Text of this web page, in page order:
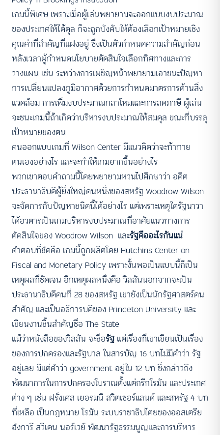
เกมนี้พิเศษ เพราะเมื่อผู้เล่นพยายามจะออกแบบงบประมาณ
ของประเทศให้ได้ดุล ก็จะถูกบังคับให้ต้องเลือกเป้าหมายเชิง
คุณค่าที่สำคัญที่แฝงอยู่ ซึ่งเป็นตัวกำหนดความสำคัญก่อน
หลังเวลาผู้กำหนดนโยบายตัดสินใจเลือกทิศทางและการ
วางแผน เช่น ระหว่างการเผชิญหน้าพยายามเอาชนะปัญหา
การเปลี่ยนแปลงภูมิอากาศด้วยการกำหนดมาตรการด้านสิ่ง
แวดล้อม การเพิ่มงบประมาณกลาโหมและการลดภาษี ผู้เล่น
จะชนะเกมนี้ถ้าเกิดว่าบริหารงบประมาณให้สมดุล ขณะที่บรรลุ
เป้าหมายของตน
คนออกแบบเกมที่ Wilson Center มีแนวคิดว่าจะท้าทาย
ตนเองอย่างไร และจะทำให้เกมยากขึ้นอย่างไร
พวกเขาตอบคำถามนี้โดยพยายามหวนไปศึกษาว่า อดีต
ประธานาธิบดีผู้ยิ่งใหญ่คนหนึ่งของสหรัฐ Woodrow Wilson
จะจัดการกับปัญหาชนิดนี้ได้อย่างไร แต่เพราะเหตุใดรัฐนาวา
ได้อวตารเป็นเกมบริหารงบประมาณที่อาศัยแนวทางการ
ตัดสินใจของ Woodrow Wilson และรัฐคืออะไรกันแน่
คำตอบที่ชัดคือ เกมนี้ถูกผลิตโดย Hutchins Center on
Fiscal and Monetary Policy เพราะงั้นพอเป็นแบบนี้ก็เป็น
เหตุผลที่ชัดเจน อีกเหตุผลหนึ่งคือ วิลสันนอกจากจะเป็น
ประธานาธิบดีคนที่ 28 ของสหรัฐ เขายังเป็นนักรัฐศาสตร์คน
สำคัญ และเป็นอธิการบดีของ Princeton University และ
เขียนงานชิ้นสำคัญชื่อ The State
แม้ว่าหนังสือของวิลสัน จะชื่อรัฐ แต่เรื่องที่เขาเขียนเป็นเรื่อง
ของการปกครองและรัฐบาล ในสารบัญ 16 บทไม่มีคำว่า รัฐ
อยู่เลย มีแต่คำว่า government อยู่ใน 12 บท ซึ่งกล่าวถึง
พัฒนาการในการปกครองโบราณตั้งแต่กรีกโรมัน และประเทศ
ต่าง ๆ เช่น ฝรั่งเศส เยอรมนี สวิตเซอร์แลนด์ และสหรัฐ 4 บท
ที่เหลือ เป็นกฎหมาย โรมัน ระบบราชาธิปไตยของออสเตรีย
ฮังการี สวีเดน นอร์เวย์ พัฒนารัฐธรรมนูญและการบริหาร